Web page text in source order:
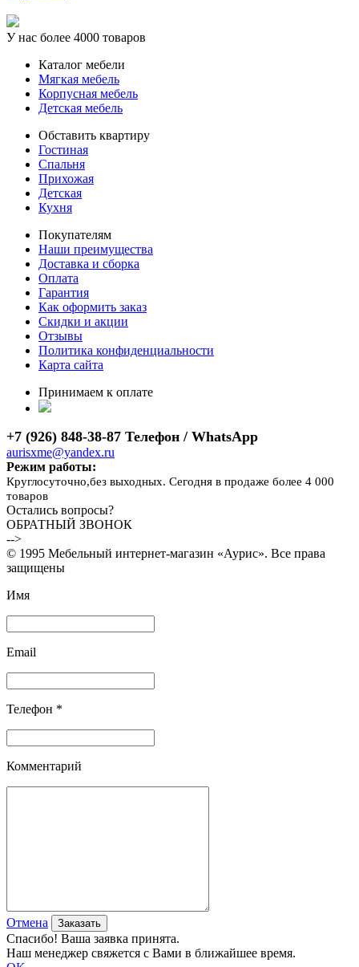
У нас более 4000 товаров
Каталог мебели
Мягкая мебель
Корпусная мебель
Детская мебель
Обставить квартиру
Гостиная
Спальня
Прихожая
Детская
Кухня
Покупателям
Наши преимущества
Доставка и сборка
Оплата
Гарантия
Как оформить заказ
Скидки и акции
Отзывы
Политика конфиденциальности
Карта сайта
Принимаем к оплате
+7 (926) 848-38-87 Телефон / WhatsApp
aurisxme@yandex.ru
Режим работы:
Круглосуточно,без выходных. Сегодня в продаже более 4 000
товаров
Остались вопросы?
ОБРАТНЫЙ ЗВОНОК
-->
© 1995 Мебельный интернет-магазин «Аурис». Все права
защищены
Имя
Email
Телефон *
Комментарий
Отмена
Спасибо! Ваша заявка принята.
Наш менеджер свяжется с Вами в ближайшее время.